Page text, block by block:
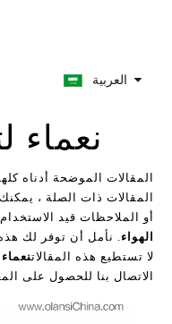
العربية
نعماء
المقالات الموضحة أدناه
المقالات ذات الصلة ،
أو الملاحظات قيد
الهواء. نأمل أن توفر لك هذه
لا تستطيع هذه المقالاتنعماء
الاتصال بنا للحصول على